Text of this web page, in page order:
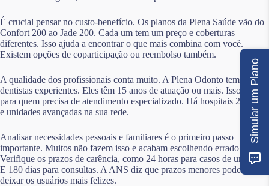
É crucial pensar no custo-benefício. Os planos da Plena Saúde vão do
Confort 200 ao Jade 200. Cada um tem um preço e coberturas
diferentes. Isso ajuda a encontrar o que mais combina com você.
Existem opções de coparticipação ou reembolso também.
A qualidade dos profissionais conta muito. A Plena Odonto tem
dentistas experientes. Eles têm 15 anos de atuação ou mais. Isso é bom
para quem precisa de atendimento especializado. Há hospitais 24 horas
e unidades avançadas na sua rede.
Analisar necessidades pessoais e familiares é o primeiro passo
importante. Muitos não fazem isso e acabam escolhendo errado.
Verifique os prazos de carência, como 24 horas para casos de urgência.
E 180 dias para consultas. A ANS diz que prazos menores podem
deixar os usuários mais felizes.
Simular um Plano